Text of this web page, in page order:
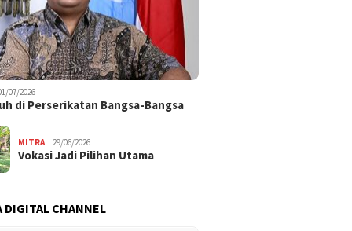
07/2026
di Perserikatan Bangsa-Bangsa
MITRA 29/06/2026
Vokasi Jadi Pilihan Utama
DIGITAL CHANNEL